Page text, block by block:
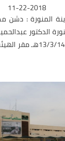
11-22-2018
المنورة : دشن
الدكتور
صباح يوم الأربعاء